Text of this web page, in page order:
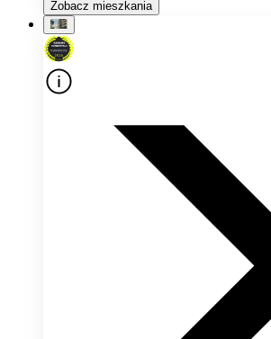
Zobacz mieszkania